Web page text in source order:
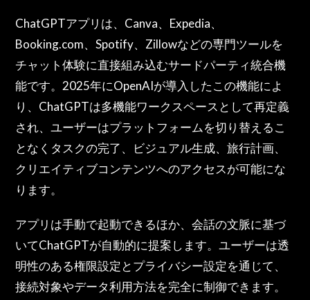
ChatGPTアプリは、Canva、Expedia、
Booking.com、Spotify、Zillowなどの専門ツールを
チャット体験に直接組み込むサードパーティ統合機
能です。2025年にOpenAIが導入したこの機能によ
り、ChatGPTは多機能ワークスペースとして再定義
され、ユーザーはプラットフォームを切り替えるこ
となくタスクの完了、ビジュアル生成、旅行計画、
クリエイティブコンテンツへのアクセスが可能にな
ります。
アプリは手動で起動できるほか、会話の文脈に基づ
いてChatGPTが自動的に提案します。ユーザーは透
明性のある権限設定とプライバシー設定を通じて、
接続対象やデータ利用方法を完全に制御できます。